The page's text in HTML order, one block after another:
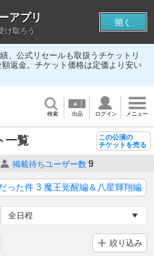
、公式リセールも取扱うチケットリ
返金。チケット価格は定価より安い
検索 出品 ログイン メニュー
一覧
この公演の
チケットを売る
掲載待ちユーザー数 9
った件 3 魔王覚醒編＆八星輝翔編
絞り込み
アプリ
け取ろう
開く